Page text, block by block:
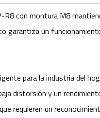
con montura M8
garantiza un
para la industria del
distorsión y un
requieren un